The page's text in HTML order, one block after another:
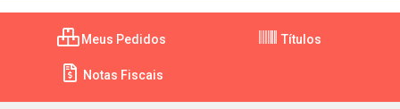
Meus Pedidos Títulos
Notas Fiscais